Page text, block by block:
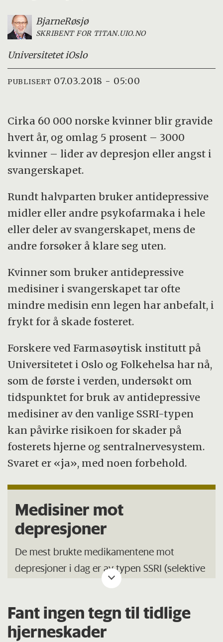
BjarneRøsjø
SKRIBENT FOR TITAN.UIO.NO
Universitetet iOslo
PUBLISERT 07.03.2018 - 05:00
Cirka 60 000 norske kvinner blir gravide
hvert år, og omlag 5 prosent – 3000
kvinner – lider av depresjon eller angst i
svangerskapet.
Rundt halvparten bruker antidepressive
midler eller andre psykofarmaka i hele
eller deler av svangerskapet, mens de
andre forsøker å klare seg uten.
Kvinner som bruker antidepressive
medisiner i svangerskapet tar ofte
mindre medisin enn legen har anbefalt, i
frykt for å skade fosteret.
Forskere ved Farmasøytisk institutt på
Universitetet i Oslo og Folkehelsa har nå,
som de første i verden, undersøkt om
tidspunktet for bruk av antidepressive
medisiner av den vanlige SSRI-typen
kan påvirke risikoen for skader på
fosterets hjerne og sentralnervesystem.
Svaret er «ja», med noen forbehold.
Medisiner mot
depresjoner
De mest brukte medikamentene mot
depresjoner i dag er av typen SSRI (selektive
serotonin-reopptaksinhibitorer).
SSRI-medikamenter har i stor grad
erstattet de eldre trisykliske
Fant ingen tegn til tidlige
hjerneskader